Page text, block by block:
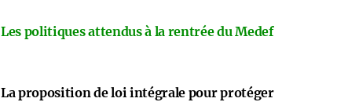
Les politiques attendus à la rentrée du Medef
La proposition de loi intégrale pour protéger